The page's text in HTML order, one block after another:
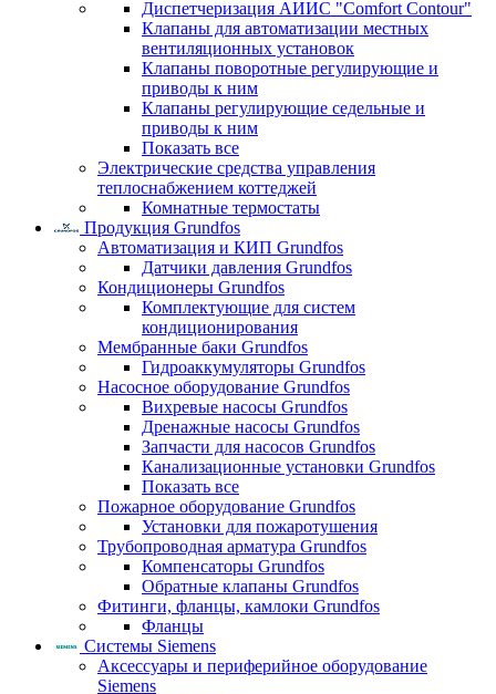
Диспетчеризация АИИС "Comfort Contour"
Клапаны для автоматизации местных
вентиляционных установок
Клапаны поворотные регулирующие и
приводы к ним
Клапаны регулирующие седельные и
приводы к ним
Показать все
Электрические средства управления
теплоснабжением коттеджей
Комнатные термостаты
Продукция Grundfos
Автоматизация и КИП Grundfos
Датчики давления Grundfos
Кондиционеры Grundfos
Комплектующие для систем
кондиционирования
Мембранные баки Grundfos
Гидроаккумуляторы Grundfos
Насосное оборудование Grundfos
Вихревые насосы Grundfos
Дренажные насосы Grundfos
Запчасти для насосов Grundfos
Канализационные установки Grundfos
Показать все
Пожарное оборудование Grundfos
Установки для пожаротушения
Трубопроводная арматура Grundfos
Компенсаторы Grundfos
Обратные клапаны Grundfos
Фитинги, фланцы, камлоки Grundfos
Фланцы
Системы Siemens
Аксессуары и периферийное оборудование
Siemens